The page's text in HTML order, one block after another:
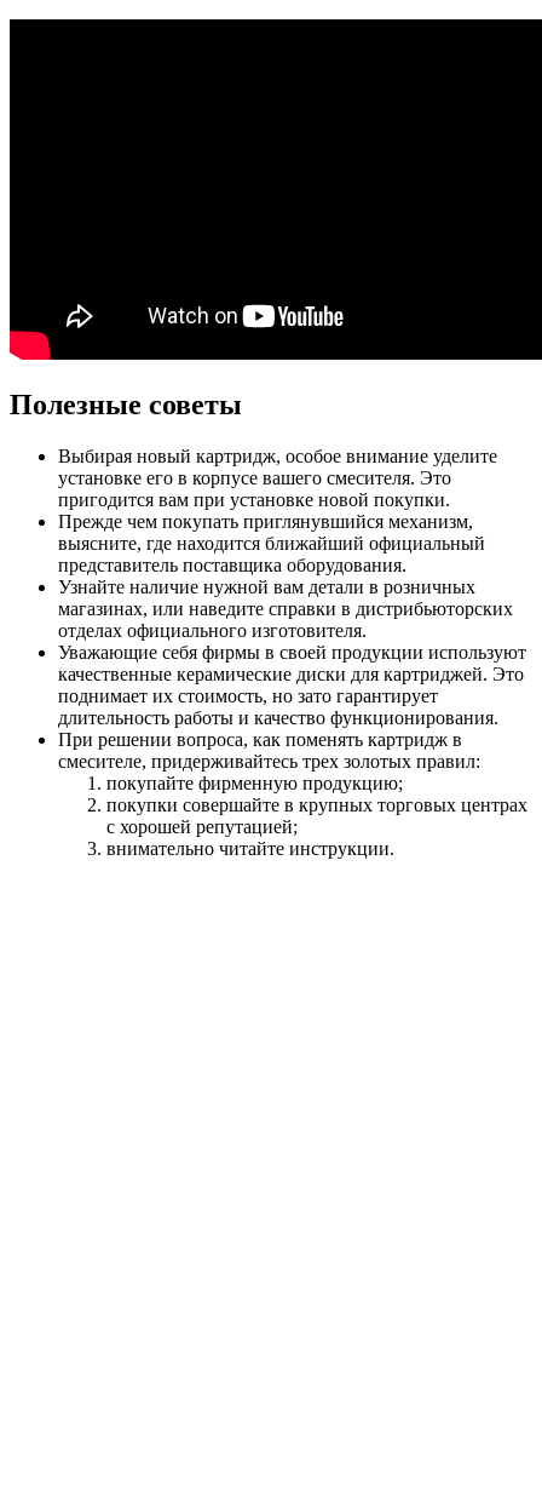
Полезные советы
Выбирая новый картридж, особое внимание уделите
установке его в корпусе вашего смесителя. Это
пригодится вам при установке новой покупки.
Прежде чем покупать приглянувшийся механизм,
выясните, где находится ближайший официальный
представитель поставщика оборудования.
Узнайте наличие нужной вам детали в розничных
магазинах, или наведите справки в дистрибьюторских
отделах официального изготовителя.
Уважающие себя фирмы в своей продукции используют
качественные керамические диски для картриджей. Это
поднимает их стоимость, но зато гарантирует
длительность работы и качество функционирования.
При решении вопроса, как поменять картридж в
смесителе, придерживайтесь трех золотых правил:
покупайте фирменную продукцию;
покупки совершайте в крупных торговых центрах
с хорошей репутацией;
внимательно читайте инструкции.